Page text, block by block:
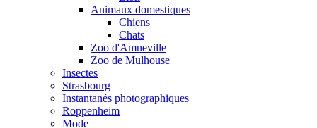
Animaux domestiques
Chiens
Chats
Zoo d'Amneville
Zoo de Mulhouse
Insectes
Strasbourg
Instantanés photographiques
Roppenheim
Mode